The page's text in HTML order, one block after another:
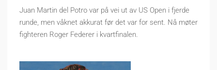
Juan Martin del Potro var på vei ut av US Open i fjerde
runde, men våknet akkurat før det var for sent. Nå møter
fighteren Roger Federer i kvartfinalen.